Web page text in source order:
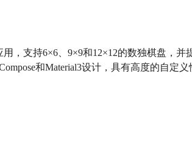
，支持6×6、9×9和12×12的数独棋盘，并
和Material3设计，具有高度的自定义